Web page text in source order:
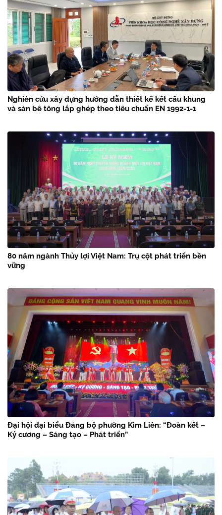
Nghiên cứu xây dựng hướng dẫn thiết kế kết cấu khung
và sàn bê tông lắp ghép theo tiêu chuẩn EN 1992-1-1
80 năm ngành Thủy lợi Việt Nam: Trụ cột phát triển bền
vững
Đại hội đại biểu Đảng bộ phường Kim Liên: “Đoàn kết –
Kỷ cương – Sáng tạo – Phát triển”